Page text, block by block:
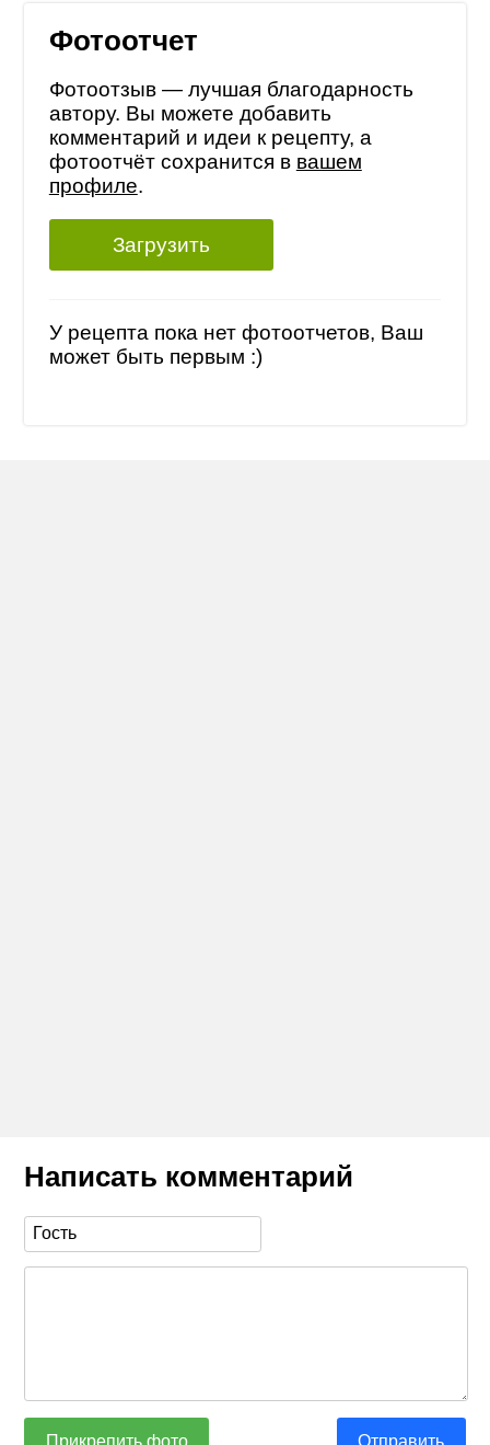
Фотоотчет
Фотоотзыв — лучшая благодарность
автору. Вы можете добавить
комментарий и идеи к рецепту, а
фотоотчёт сохранится в вашем
профиле.
Загрузить
У рецепта пока нет фотоотчетов, Ваш
может быть первым :)
Написать комментарий
Прикрепить фото Отправить